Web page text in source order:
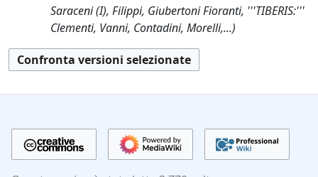
a
g
e
t
t
d
l
l
a
n
o
g
g
t
o
d
0
9
Saraceni (I), Filippi, Giubertoni Fioranti, '''TIBERIS:'''
Clementi, Vanni, Contadini, Morelli,...